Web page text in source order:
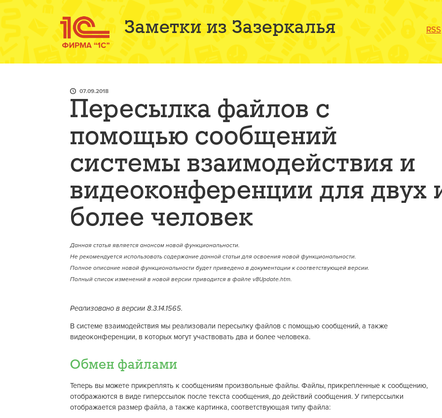
Заметки из Зазеркалья RSS
07.09.2018
Пересылка файлов с
помощью сообщений
системы взаимодействия и
видеоконференции для двух
более человек
Данная статья является анонсом новой функциональности.
Не рекомендуется использовать содержание данной статьи для освоения новой функциональности.
Полное описание новой функциональности будет приведено в документации к соответствующей версии.
Полный список изменений в новой версии приводится в файле v8Update.htm.
Реализовано в версии 8.3.14.1565.
В системе взаимодействия мы реализовали пересылку файлов с помощью сообщений, а также
видеоконференции, в которых могут участвовать два и более человека.
Обмен файлами
Теперь вы можете прикреплять к сообщениям произвольные файлы. Файлы, прикрепленные к сообщению,
отображаются в виде гиперссылок после текста сообщения, до действий сообщения. У гиперссылки
отображается размер файла, а также картинка, соответствующая типу файла: